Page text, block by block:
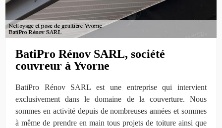
BatiPro Rénov SARL, société
couvreur à Yvorne
BatiPro Rénov SARL est une entreprise qui intervient
exclusivement dans le domaine de la couverture. Nous
sommes en activité depuis de nombreuses années et sommes
à même de prendre en main tous projets de toiture ainsi que